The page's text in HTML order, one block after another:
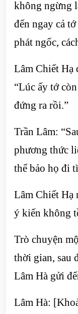
không ngừng
đến ngay cả
phát ngốc,
Lâm Chiết Hạ
“Lúc ấy tớ
đứng ra rồi.”
Trần Lâm:
phương thức
thể bảo họ đi
Lâm Chiết Hạ
ý kiến không
Trò chuyện
thời gian, sau
Lâm Hà gửi
Lâm Hà: